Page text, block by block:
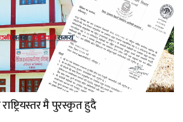
मै पुरस्कृत हुदै